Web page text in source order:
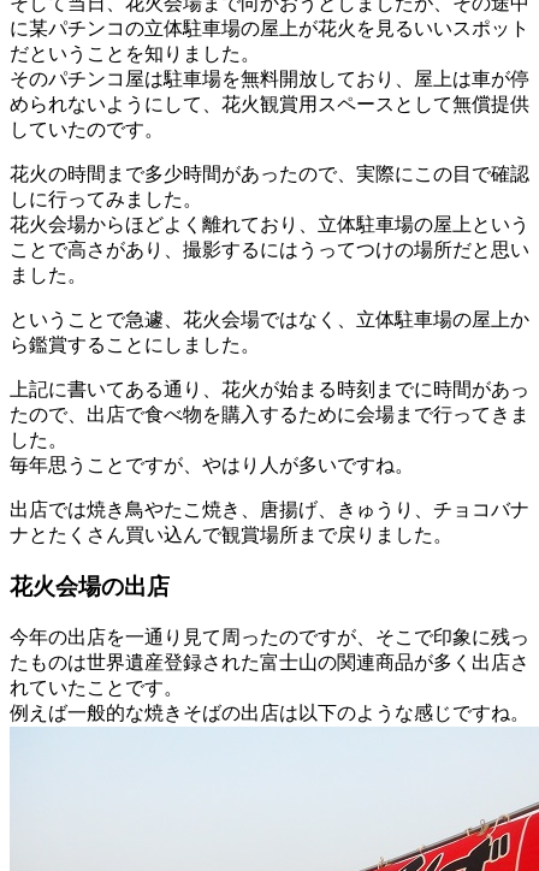
に某パチンコの立体駐車場の屋上が花火を見るいいスポット
だということを知りました。
そのパチンコ屋は駐車場を無料開放しており、屋上は車が停
められないようにして、花火観賞用スペースとして無償提供
していたのです。
花火の時間まで多少時間があったので、実際にこの目で確認
しに行ってみました。
花火会場からほどよく離れており、立体駐車場の屋上という
ことで高さがあり、撮影するにはうってつけの場所だと思い
ました。
ということで急遽、花火会場ではなく、立体駐車場の屋上か
ら鑑賞することにしました。
上記に書いてある通り、花火が始まる時刻までに時間があっ
たので、出店で食べ物を購入するために会場まで行ってきま
した。
毎年思うことですが、やはり人が多いですね。
出店では焼き鳥やたこ焼き、唐揚げ、きゅうり、チョコバナ
ナとたくさん買い込んで観賞場所まで戻りました。
花火会場の出店
今年の出店を一通り見て周ったのですが、そこで印象に残っ
たものは世界遺産登録された富士山の関連商品が多く出店さ
れていたことです。
例えば一般的な焼きそばの出店は以下のような感じですね。